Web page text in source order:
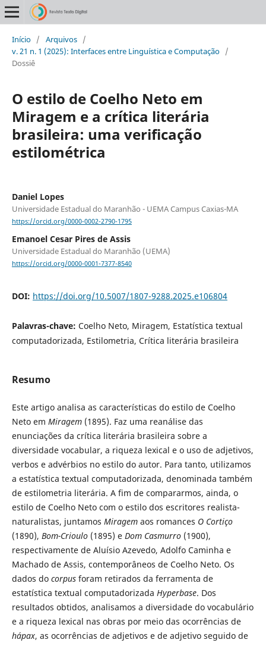
Início / Arquivos /
v. 21 n. 1 (2025): Interfaces entre Linguística e Computação /
Dossiê
O estilo de Coelho Neto em
Miragem e a crítica literária
brasileira: uma verificação
estilométrica
Daniel Lopes
Universidade Estadual do Maranhão - UEMA Campus Caxias-MA
https://orcid.org/0000-0002-2790-1795
Emanoel Cesar Pires de Assis
Universidade Estadual do Maranhão (UEMA)
https://orcid.org/0000-0001-7377-8540
DOI: https://doi.org/10.5007/1807-9288.2025.e106804
Palavras-chave: Coelho Neto, Miragem, Estatística textual
computadorizada, Estilometria, Crítica literária brasileira
Resumo
Este artigo analisa as características do estilo de Coelho
Neto em Miragem(1895). Faz uma reanálise das
enunciações da crítica literária brasileira sobre a
diversidade vocabular, a riqueza lexical e o uso de adjetivos,
verbos e advérbios no estilo do autor. Para tanto, utilizamos
a estatística textual computadorizada, denominada também
de estilometria literária. A fim de compararmos, ainda, o
estilo de Coelho Neto com o estilo dos escritores realista-
naturalistas, juntamos Miragemaos romances O Cortiço
(1890), Bom-Crioulo(1895) e Dom Casmurro(1900),
respectivamente de Aluísio Azevedo, Adolfo Caminha e
Machado de Assis, contemporâneos de Coelho Neto. Os
dados do corpusforam retirados da ferramenta de
estatística textual computadorizada Hyperbase. Dos
resultados obtidos, analisamos a diversidade do vocabulário
e a riqueza lexical nas obras por meio das ocorrências de
hápax, as ocorrências de adjetivos e de adjetivo seguido de